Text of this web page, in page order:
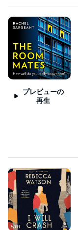
プレビューの
再生